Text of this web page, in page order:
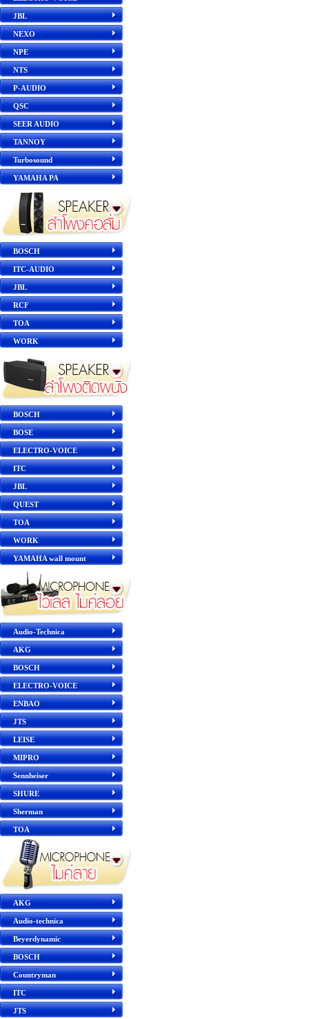
JBL
NEXO
NPE
NTS
P-AUDIO
QSC
SEER AUDIO
TANNOY
Turbosound
YAMAHA PA
BOSCH
ITC-AUDIO
JBL
RCF
TOA
WORK
BOSCH
BOSE
ELECTRO-VOICE
ITC
JBL
QUEST
TOA
WORK
YAMAHA wall mount
Audio-Technica
AKG
BOSCH
ELECTRO-VOICE
ENBAO
JTS
LEISE
MIPRO
Sennheiser
SHURE
Sherman
TOA
AKG
Audio-technica
Beyerdynamic
BOSCH
Countryman
ITC
JTS